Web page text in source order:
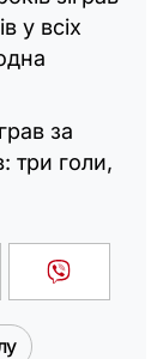
у всіх
за
три голи,